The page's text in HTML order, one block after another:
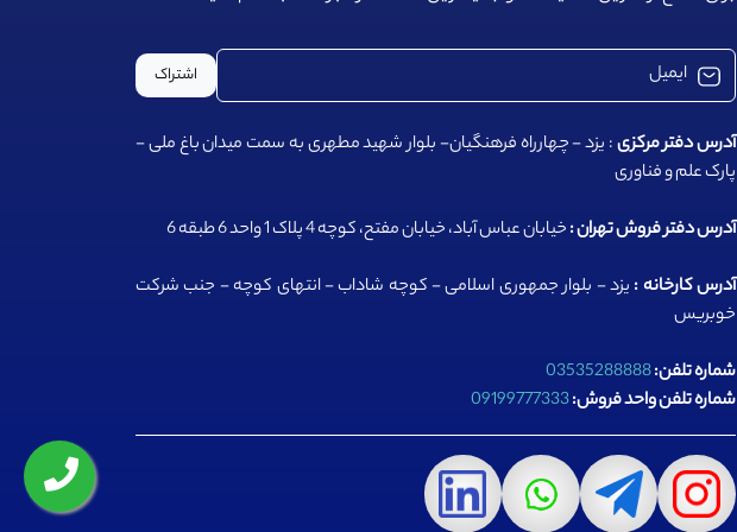
اشتراک
آدرس دفتر مرکزی: یزد - چهارراه فرهنگیان- بلوار شهید مطهری به سمت میدان باغ ملی -
پارک علم و فناوری
آدرس دفتر فروش تهران :خیابان عباس آباد، خیابان مفتح، کوچه 4 پلاک 1 واحد 6 طبقه 6
آدرس کارخانه : یزد - بلوار جمهوری اسلامی - کوچه شاداب - انتهای کوچه - جنب شرکت
خوبریس
شماره تلفن:03535288888
شماره تلفن واحد فروش:09199777333